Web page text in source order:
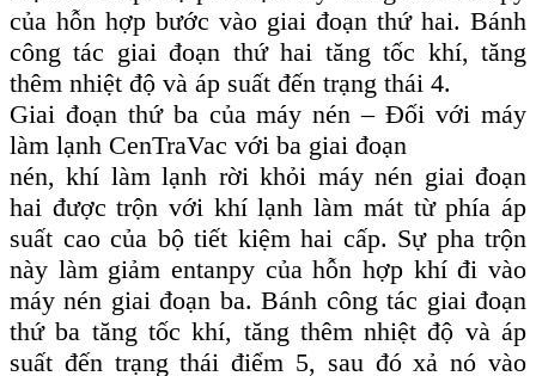
của hỗn hợp bước vào giai đoạn thứ hai. Bánh
công tác giai đoạn thứ hai tăng tốc khí, tăng
thêm nhiệt độ và áp suất đến trạng thái 4.
Giai đoạn thứ ba của máy nén – Đối với máy
làm lạnh CenTraVac với ba giai đoạn
nén, khí làm lạnh rời khỏi máy nén giai đoạn
hai được trộn với khí lạnh làm mát từ phía áp
suất cao của bộ tiết kiệm hai cấp. Sự pha trộn
này làm giảm entanpy của hỗn hợp khí đi vào
máy nén giai đoạn ba. Bánh công tác giai đoạn
thứ ba tăng tốc khí, tăng thêm nhiệt độ và áp
suất đến trạng thái điểm 5, sau đó xả nó vào